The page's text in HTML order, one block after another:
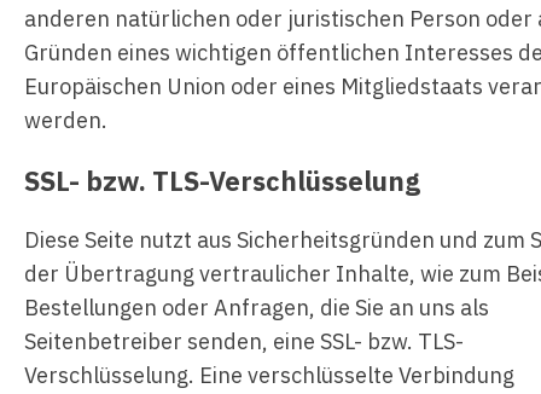
anderen natürlichen oder juristischen Person oder
Gründen eines wichtigen öffentlichen Interesses
Europäischen Union oder eines Mitgliedstaats
werden.
SSL- bzw. TLS-Verschlüsselung
Diese Seite nutzt aus Sicherheitsgründen und zum
der Übertragung vertraulicher Inhalte, wie zum
Bestellungen oder Anfragen, die Sie an uns als
Seitenbetreiber senden, eine SSL- bzw. TLS-
Verschlüsselung. Eine verschlüsselte Verbindung